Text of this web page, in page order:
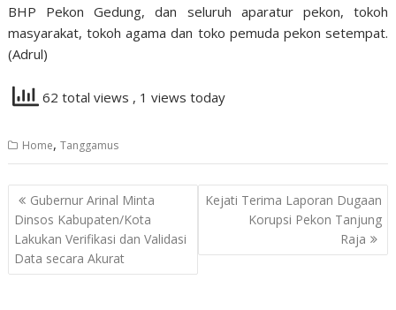
BHP Pekon Gedung, dan seluruh aparatur pekon, tokoh
masyarakat, tokoh agama dan toko pemuda pekon setempat.
(Adrul)
62 total views , 1 views today
Home,Tanggamus
Navigasi
pos
Gubernur Arinal Minta
Dinsos Kabupaten/Kota
Lakukan Verifikasi dan Validasi
Data secara Akurat
Kejati Terima Laporan Dugaan
Korupsi Pekon Tanjung
Raja